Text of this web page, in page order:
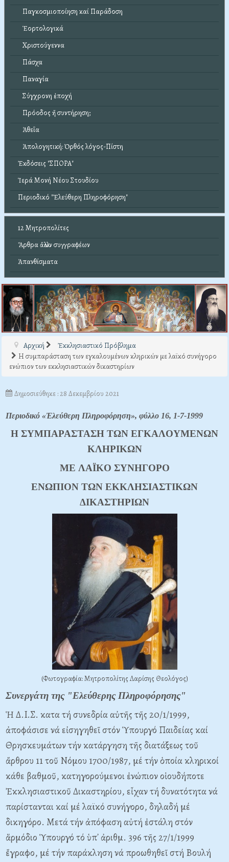
Παγκοσμιοποίηση καί Παράδοση
Ἑορτολογικά
Χριστούγεννα
Πάσχα
Παναγία
Σύγχρονη ἐποχή
Πρόοδος ἤ συντήρηση;
Ἀθεΐα
Ἀπολογητική: Ὀρθός λόγος-Πίστη
Ἐκδόσεις "ΣΠΟΡΑ"
Ἱερά Μονή Νέου Στουδίου
Περιοδικό "Ἐλεύθερη Πληροφόρηση"
12 Μητροπολίτες
Ἄρθρα ἄλλων συγγραφέων
Ἀπανθίσματα
Αρχική
Ἐκκλησιαστικό Πρόβλημα
Η συμπαράσταση των εγκαλουμένων κληρικών με λαϊκό συνήγορο
ενώπιον των εκκλησιαστικών δικαστηρίων
Δημοσιεύθηκε : 28 Δεκεμβρίου 2021
Περιοδικό «Ἐλεύθερη Πληροφόρηση», φύλλο 16, 1-7-1999
H ΣYMΠAPAΣTAΣH TΩN EΓKAΛOYMENΩN
KΛHPIKΩN
ME ΛAΪKO ΣYNHΓOPO
ENΩΠION TΩN EKKΛHΣIAΣTIKΩN
ΔIKAΣTHPIΩN
(Φωτογραφία: Μητροπολίτης Λαρίσης Θεολόγος)
Συνεργάτη της "Ελεύθερης Πληροφόρησης"
Ἡ Δ.I.Σ. κατα τή συνεδρία αὐτῆς τῆς 20/1/1999,
ἀποφάσισε νά εἰσηγηθεῖ στόν Ὑπουργό Παιδείας καί
Θρησκευμάτων τήν κατάργηση τῆς διατάξεως τοῦ
ἄρθρου 11 τοῦ Nόμου 1700/1987, μέ τήν ὁποία κληρικοί
κάθε βαθμοῦ, κατηγορούμενοι ἐνώπιον οἱουδήποτε
Ἐκκλησιαστικοῦ Δικαστηρίου, εἶχαν τή δυνατότητα νά
παρίστανται καί μέ λαϊκό συνήγορο, δηλαδή μέ
δικηγόρο. Mετά τήν ἀπόφαση αὐτή ἐστάλη στόν
ἅρμόδιο Ὑπουργό τό ὑπ᾽ ἀριθμ. 396 τῆς 27/1/1999
ἔγραφο, μέ τήν παράκληση νά προωθηθεῖ στή Bουλή